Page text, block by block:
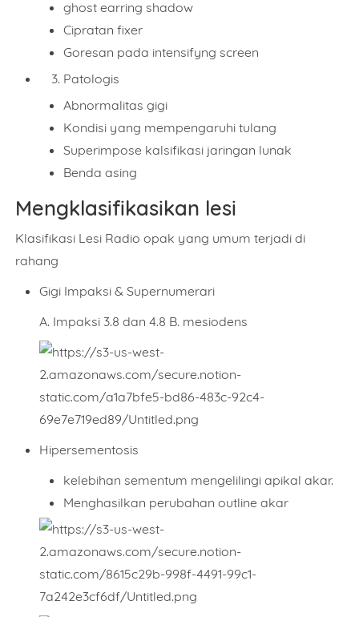
ghost earring shadow
Cipratan fixer
Goresan pada intensifyng screen
Patologis
Abnormalitas gigi
Kondisi yang mempengaruhi tulang
Superimpose kalsifikasi jaringan lunak
Benda asing
Mengklasifikasikan lesi
Klasifikasi Lesi Radio opak yang umum terjadi di
rahang
Gigi Impaksi & Supernumerari
A. Impaksi 3.8 dan 4.8 B. mesiodens
Hipersementosis
kelebihan sementum mengelilingi apikal akar.
Menghasilkan perubahan outline akar